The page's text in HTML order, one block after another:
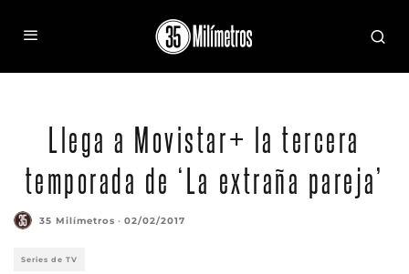
Llega a Movistar+ la tercera
temporada de ‘La extraña pareja’
35 Milímetros · 02/02/2017
Series de TV